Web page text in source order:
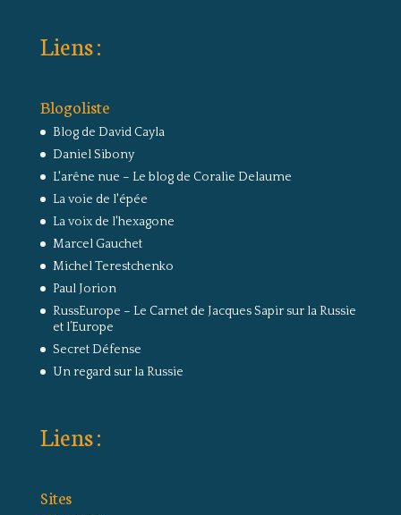
Liens :
Blogoliste
Blog de David Cayla
Daniel Sibony
L'arêne nue – Le blog de Coralie Delaume
La voie de l'épée
La voix de l'hexagone
Marcel Gauchet
Michel Terestchenko
Paul Jorion
RussEurope – Le Carnet de Jacques Sapir sur la Russie
et l’Europe
Secret Défense
Un regard sur la Russie
Liens :
Sites